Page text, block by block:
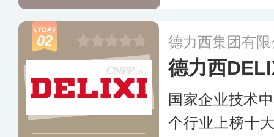
网络。更多
02 德力西集团有
德力西
国家企业技术
个行业上榜十